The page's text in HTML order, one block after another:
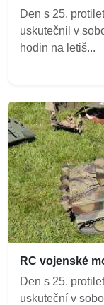
Den s 25.
uskutečnil v
hodin na letiš...
RC vojenské
Den s 25.
uskuteční v